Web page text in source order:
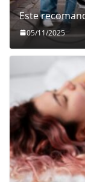
Este
05/11/2025